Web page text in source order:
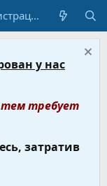
Регистрация
у нас
требует
затратив